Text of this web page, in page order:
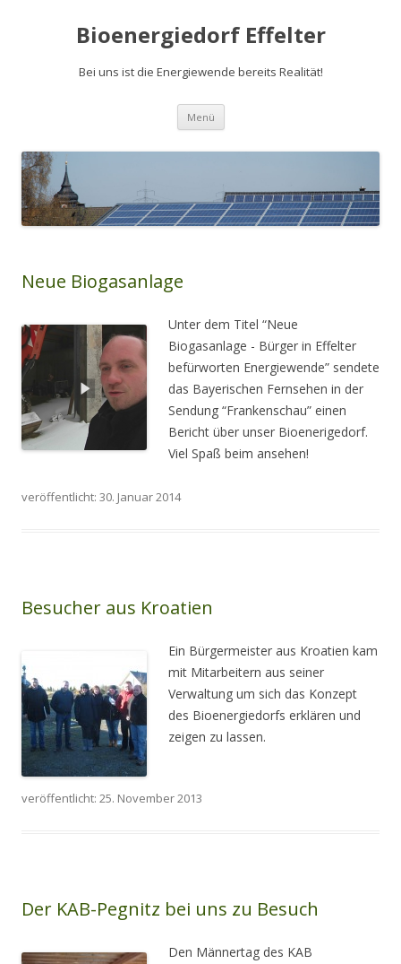
Bioenergiedorf Effelter
Bei uns ist die Energiewende bereits Realität!
Menü Zum Inhalt springen
Neue Biogasanlage
Unter dem Titel “Neue
Biogasanlage - Bürger in Effelter
befürworten Energiewende” sendete
das Bayerischen Fernsehen in der
Sendung “Frankenschau” einen
Bericht über unser Bioenerigedorf.
Viel Spaß beim ansehen!
veröffentlicht: 30. Januar 2014
Besucher aus Kroatien
Ein Bürgermeister aus Kroatien kam
mit Mitarbeitern aus seiner
Verwaltung um sich das Konzept
des Bioenergiedorfs erklären und
zeigen zu lassen.
veröffentlicht: 25. November 2013
Der KAB-Pegnitz bei uns zu Besuch
Den Männertag des KAB